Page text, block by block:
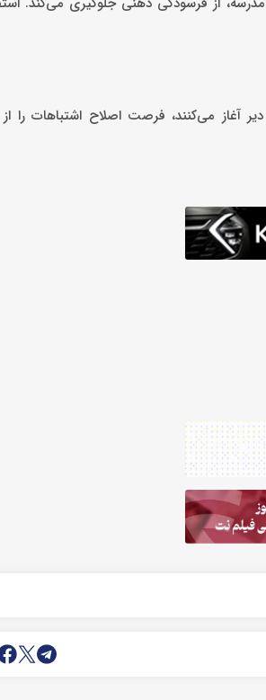
آغاز می‌کنند، فرصت اصلاح اشتباهات را